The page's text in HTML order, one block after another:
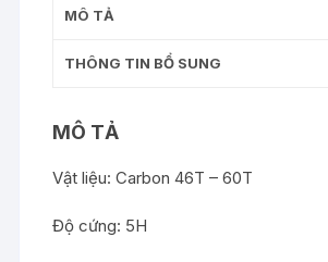
MÔ TẢ
THÔNG TIN BỔ SUNG
MÔ TẢ
Vật liệu: Carbon 46T – 60T
Độ cứng: 5H